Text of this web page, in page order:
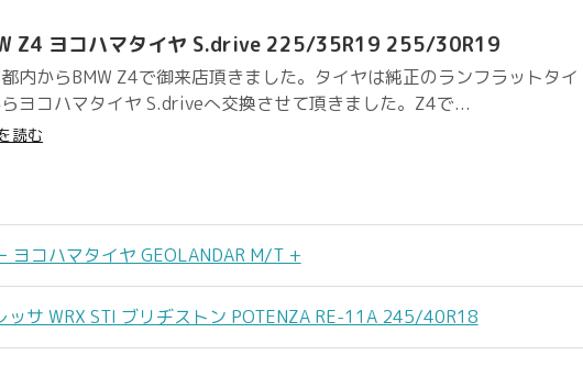
Z4 ヨコハマタイヤ S.drive 225/35R19 255/30R19
内からBMW Z4で御来店頂きました。タイヤは純正のランフラットタイ
ヨコハマタイヤ S.driveへ交換させて頂きました。Z4で...
読む
ヨコハマタイヤ GEOLANDAR M/T +
ッサ WRX STI ブリヂストン POTENZA RE-11A 245/40R18